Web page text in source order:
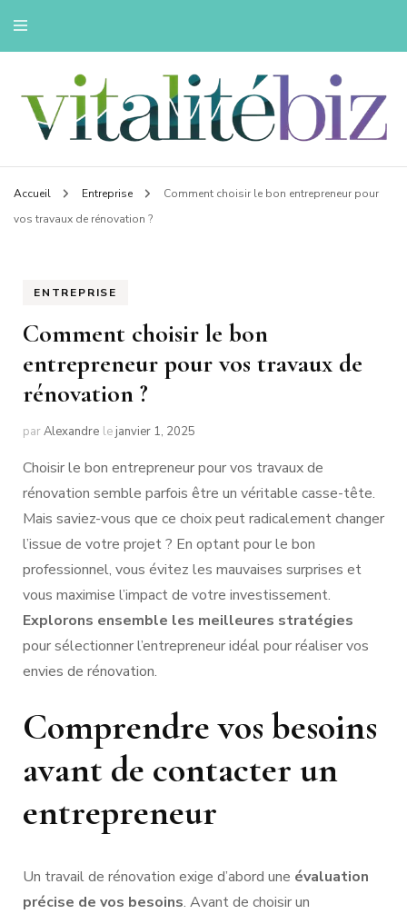
Vitalitebiz
Innovons pour une vie saine
Accueil Entreprise
Comment choisir le bon entrepreneur pour
vos travaux de rénovation ?
ENTREPRISE
Comment choisir le bon
entrepreneur pour vos travaux de
rénovation ?
parAlexandre le janvier 1, 2025
Choisir le bon entrepreneur pour vos travaux de
rénovation semble parfois être un véritable casse-tête.
Mais saviez-vous que ce choix peut radicalement changer
l’issue de votre projet ? En optant pour le bon
professionnel, vous évitez les mauvaises surprises et
vous maximise l’impact de votre investissement.
Explorons ensemble les meilleures stratégies
pour sélectionner l’entrepreneur idéal pour réaliser vos
envies de rénovation.
Comprendre vos besoins
avant de contacter un
entrepreneur
Un travail de rénovation exige d’abord une évaluation
précise de vos besoins. Avant de choisir un